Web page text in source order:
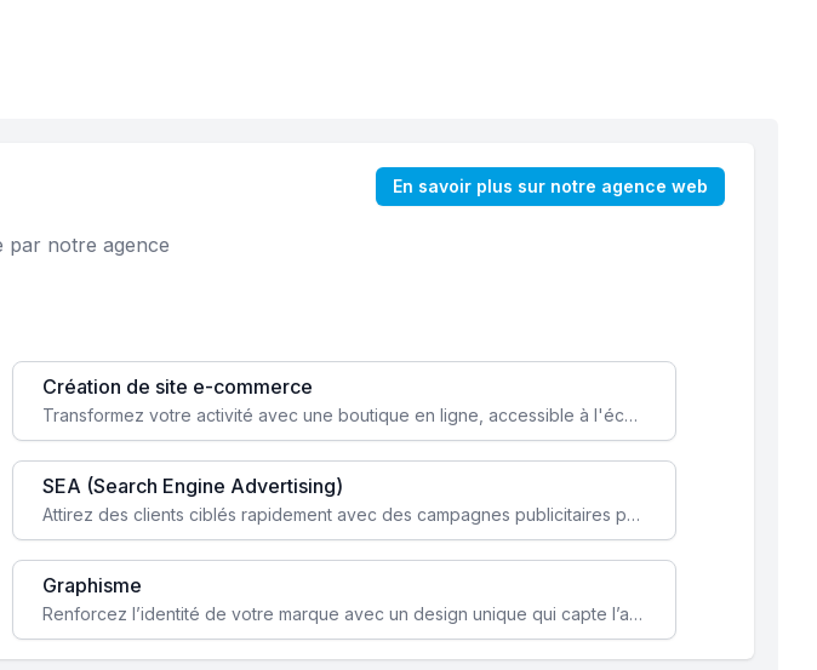
En savoir plus sur notre agence web
par notre agence
Création de site e-commerce
Transformez votre activité avec une boutique en ligne, accessible à l'échelle mondiale 24/7.
SEA (Search Engine Advertising)
Attirez des clients ciblés rapidement avec des campagnes publicitaires payantes optimisées pour vos objectifs.
Graphisme
Renforcez l’identité de votre marque avec un design unique qui capte l’attention et engage vos clients.